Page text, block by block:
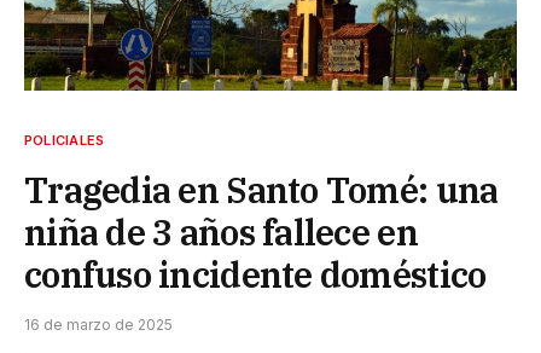
POLICIALES
Tragedia en Santo Tomé: una
niña de 3 años fallece en
confuso incidente doméstico
16 de marzo de 2025